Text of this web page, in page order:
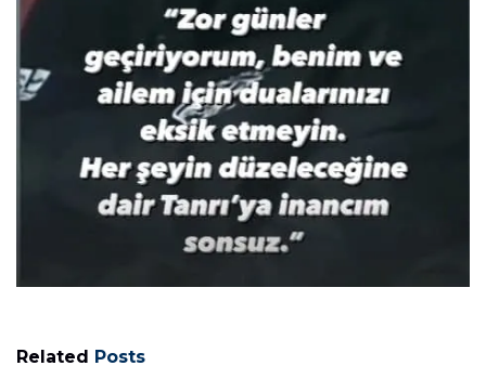
Related Posts